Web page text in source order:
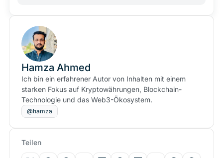
Hamza Ahmed
Ich bin ein erfahrener Autor von Inhalten mit einem
starken Fokus auf Kryptowährungen, Blockchain-
Technologie und das Web3-Ökosystem.
@hamza
Teilen